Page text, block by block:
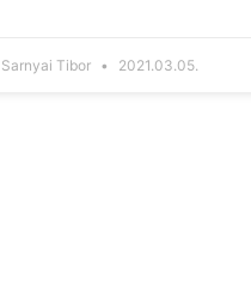
Sarnyai Tibor 2021.03.05.